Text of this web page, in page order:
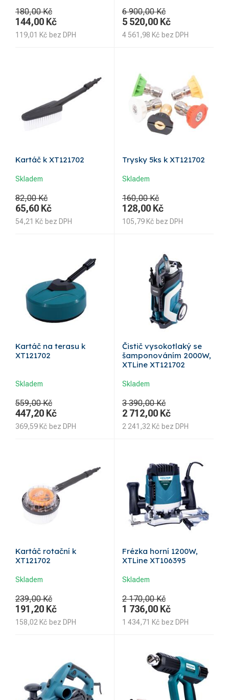
180,00 Kč
144,00 Kč
119,01 Kč bez DPH
6 900,00 Kč
5 520,00 Kč
4 561,98 Kč bez DPH
Kartáč k XT121702
Skladem
82,00 Kč
65,60 Kč
54,21 Kč bez DPH
Trysky 5ks k XT121702
Skladem
160,00 Kč
128,00 Kč
105,79 Kč bez DPH
Kartáč na terasu k
XT121702
Skladem
559,00 Kč
447,20 Kč
369,59 Kč bez DPH
Čistič vysokotlaký se
šamponováním 2000W,
XTLine XT121702
Skladem
3 390,00 Kč
2 712,00 Kč
2 241,32 Kč bez DPH
Kartáč rotační k
XT121702
Skladem
239,00 Kč
191,20 Kč
158,02 Kč bez DPH
Frézka horní 1200W,
XTLine XT106395
Skladem
2 170,00 Kč
1 736,00 Kč
1 434,71 Kč bez DPH